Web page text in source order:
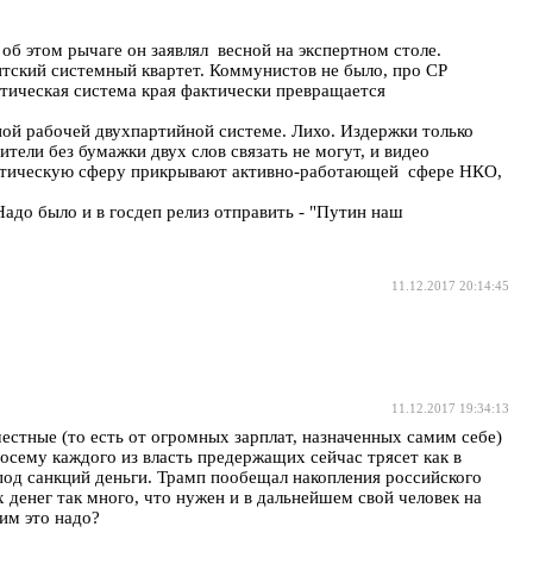
этом рычаге он заявлял весной на экспертном столе.
системный квартет. Коммунистов не было, про СР
система края фактически превращается
рабочей двухпартийной системе. Лихо. Издержки только
без бумажки двух слов связать не могут, и видео
сферу прикрывают активно-работающей сфере НКО,
было и в госдеп релиз отправить - "Путин наш
11.12.2017 20:14:45
11.12.2017 19:34:13
(то есть от огромных зарплат, назначенных самим себе)
каждого из власть предержащих сейчас трясет как в
санкций деньги. Трамп пообещал накопления российского
так много, что нужен и в дальнейшем свой человек на
это надо?